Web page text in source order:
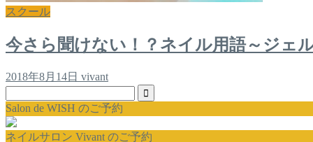
スクール
今さら聞けない！？ネイル用語～ジェ
2018年8月14日 vivant
Salon de WISH のご予約
ネイルサロン Vivant のご予約